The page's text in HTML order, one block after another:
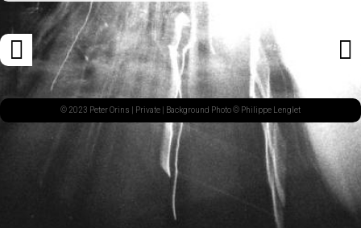
Navigation
des
articles
ARTICLE
PRÉCÉDENT© 2023 Peter Orins | Private | Background Photo © Philippe Lenglet